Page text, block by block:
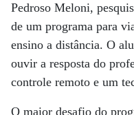
Pedroso Meloni,
de um programa para
ensino a distância. O
ouvir a resposta do
controle remoto e um
O maior desafio do